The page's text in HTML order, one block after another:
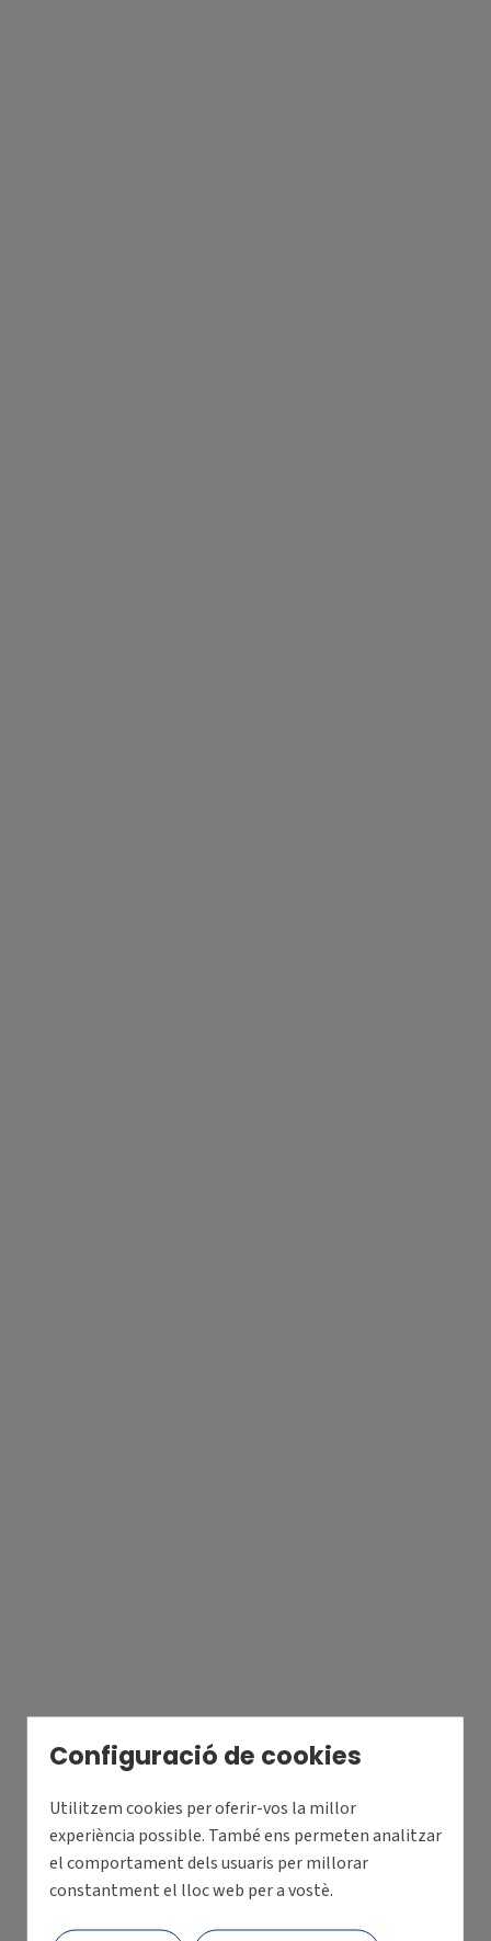
Configuració de cookies
Utilitzem cookies per oferir-vos la millor
experiència possible. També ens permeten analitzar
el comportament dels usuaris per millorar
constantment el lloc web per a vostè.